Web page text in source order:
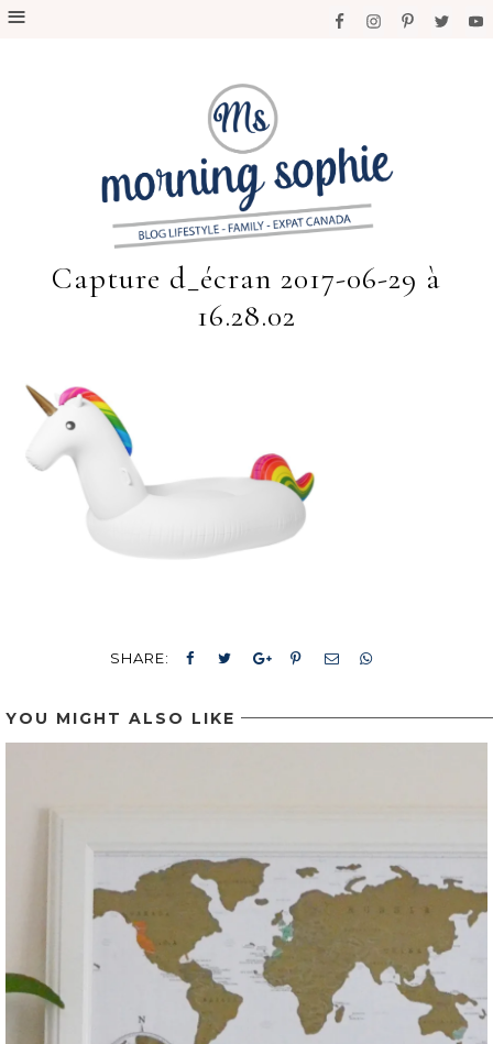
Capture d_écran 2017-06-29 à
16.28.02
SHARE:
YOU MIGHT ALSO LIKE